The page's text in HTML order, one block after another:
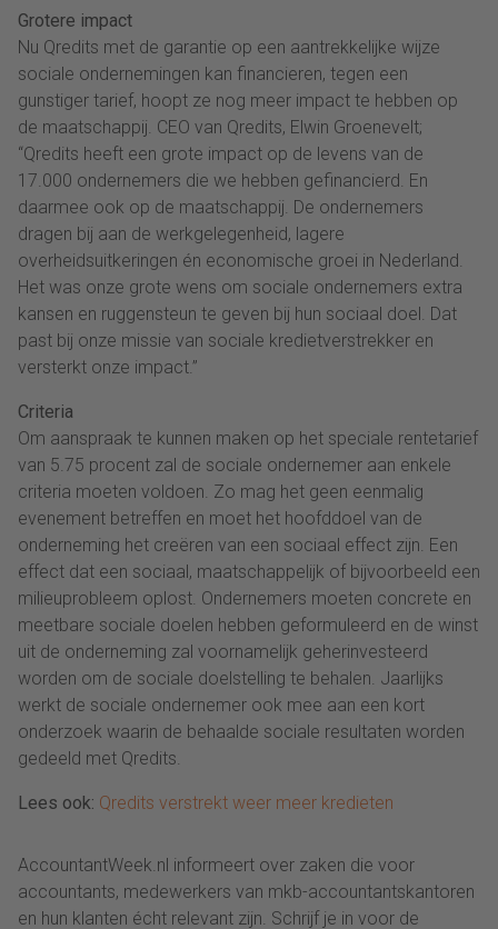
Grotere impact
Nu Qredits met de garantie op een aantrekkelijke wijze
sociale ondernemingen kan financieren, tegen een
gunstiger tarief, hoopt ze nog meer impact te hebben op
de maatschappij. CEO van Qredits, Elwin Groenevelt;
“Qredits heeft een grote impact op de levens van de
17.000 ondernemers die we hebben gefinancierd. En
daarmee ook op de maatschappij. De ondernemers
dragen bij aan de werkgelegenheid, lagere
overheidsuitkeringen én economische groei in Nederland.
Het was onze grote wens om sociale ondernemers extra
kansen en ruggensteun te geven bij hun sociaal doel. Dat
past bij onze missie van sociale kredietverstrekker en
versterkt onze impact.”
Criteria
Om aanspraak te kunnen maken op het speciale rentetarief
van 5.75 procent zal de sociale ondernemer aan enkele
criteria moeten voldoen. Zo mag het geen eenmalig
evenement betreffen en moet het hoofddoel van de
onderneming het creëren van een sociaal effect zijn. Een
effect dat een sociaal, maatschappelijk of bijvoorbeeld een
milieuprobleem oplost. Ondernemers moeten concrete en
meetbare sociale doelen hebben geformuleerd en de winst
uit de onderneming zal voornamelijk geherinvesteerd
worden om de sociale doelstelling te behalen. Jaarlijks
werkt de sociale ondernemer ook mee aan een kort
onderzoek waarin de behaalde sociale resultaten worden
gedeeld met Qredits.
Lees ook: Qredits verstrekt weer meer kredieten
AccountantWeek.nl informeert over zaken die voor
accountants, medewerkers van mkb-accountantskantoren
en hun klanten écht relevant zijn. Schrijf je in voor de